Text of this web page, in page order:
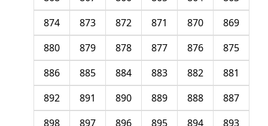
869
870
871
872
873
874
875
876
877
878
879
880
881
882
883
884
885
886
887
888
889
890
891
892
893
894
895
896
897
898